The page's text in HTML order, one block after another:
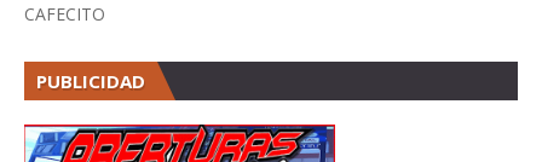
CAFECITO
PUBLICIDAD